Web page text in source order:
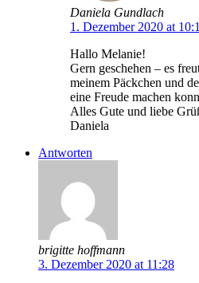
Daniela Gundlach
1. Dezember 2020 at
Hallo Melanie!
Gern geschehen – es
meinem Päckchen und
eine Freude machen
Alles Gute und liebe
Daniela
Antworten
brigitte hoffmann
3. Dezember 2020 at 11:28